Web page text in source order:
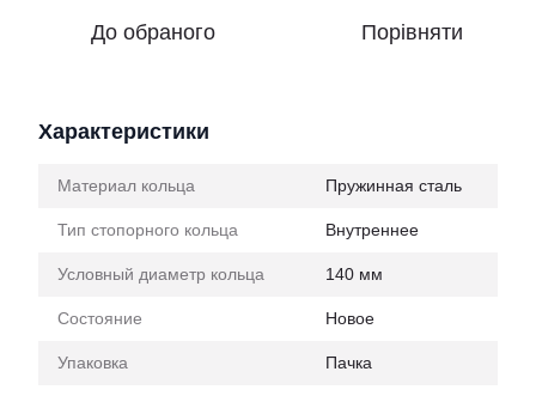
До обраного Порівняти
Характеристики
Материал кольца Пружинная сталь
Тип стопорного кольца Внутреннее
Условный диаметр кольца 140 мм
Состояние Новое
Упаковка Пачка